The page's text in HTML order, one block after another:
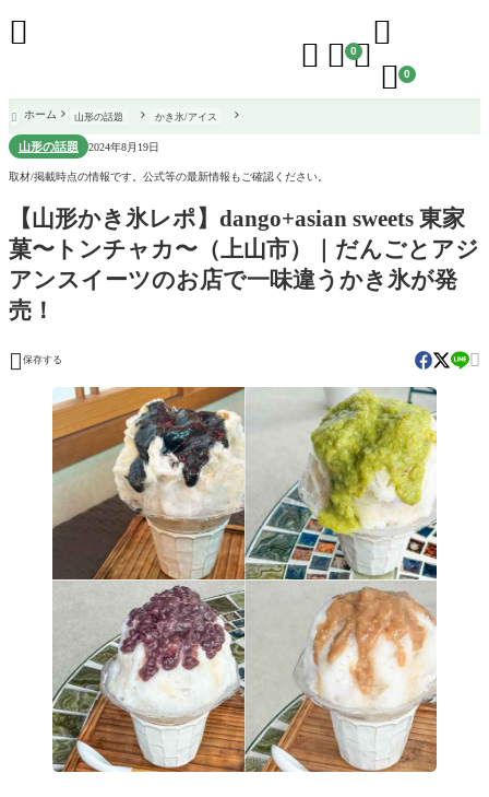
  0

 0

 ホーム 山形の話題 かき氷/アイス
山形の話題 2024年8月19日
取材/掲載時点の情報です。公式等の最新情報もご確認ください。
【山形かき氷レポ】dango+asian sweets 東家
菓〜トンチャカ〜（上山市）｜だんごとアジ
アンスイーツのお店で一味違うかき氷が発
売！
 保存する 